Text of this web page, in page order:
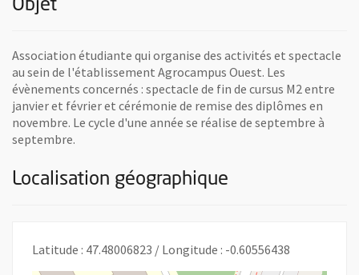
Objet
Association étudiante qui organise des activités et spectacle
au sein de l'établissement Agrocampus Ouest. Les
évènements concernés : spectacle de fin de cursus M2 entre
janvier et février et cérémonie de remise des diplômes en
novembre. Le cycle d'une année se réalise de septembre à
septembre.
Localisation géographique
Latitude : 47.48006823 / Longitude : -0.60556438